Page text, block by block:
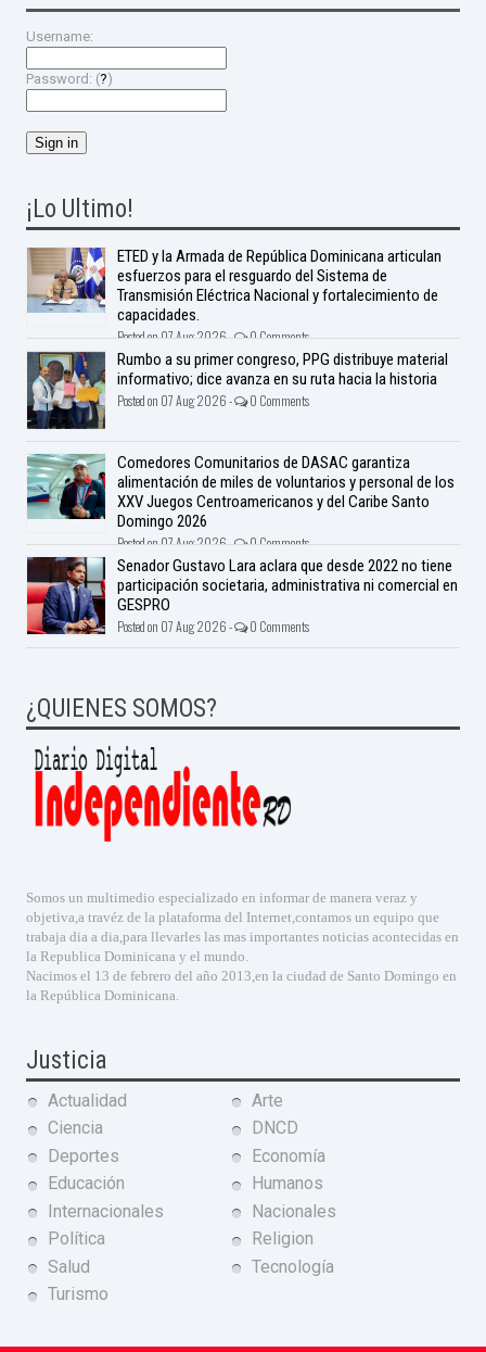
Username:
Password: (?)
¡Lo Ultimo!
ETED y la Armada de República Dominicana articulan
esfuerzos para el resguardo del Sistema de
Transmisión Eléctrica Nacional y fortalecimiento de
capacidades.
Posted on 07 Aug 2026 - 0 Comments
Rumbo a su primer congreso, PPG distribuye material
informativo; dice avanza en su ruta hacia la historia
Posted on 07 Aug 2026 - 0 Comments
Comedores Comunitarios de DASAC garantiza
alimentación de miles de voluntarios y personal de los
XXV Juegos Centroamericanos y del Caribe Santo
Domingo 2026
Posted on 07 Aug 2026 - 0 Comments
Senador Gustavo Lara aclara que desde 2022 no tiene
participación societaria, administrativa ni comercial en
GESPRO
Posted on 07 Aug 2026 - 0 Comments
¿QUIENES SOMOS?
Somos un multimedio especializado en informar de manera veraz y
objetiva,a travéz de la plataforma del Internet,contamos un equipo que
trabaja dia a dia,para llevarles las mas importantes noticias acontecidas en
la Republica Dominicana y el mundo.
Nacimos el 13 de febrero del año 2013,en la ciudad de Santo Domingo en
la República Dominicana.
Justicia
Actualidad
Arte
Ciencia
DNCD
Deportes
Economía
Educación
Humanos
Internacionales
Nacionales
Política
Religion
Salud
Tecnología
Turismo